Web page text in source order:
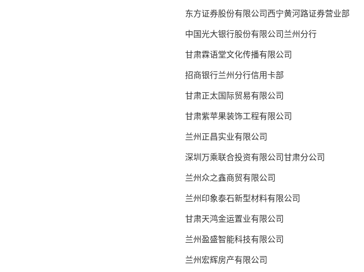
东方证券股份有限公司西宁黄河路证券营业部
中国光大银行股份有限公司兰州分行
甘肃霖语堂文化传播有限公司
招商银行兰州分行信用卡部
甘肃正太国际贸易有限公司
甘肃紫苹果装饰工程有限公司
兰州正昌实业有限公司
深圳万乘联合投资有限公司甘肃分公司
兰州众之鑫商贸有限公司
兰州印象泰石新型材料有限公司
甘肃天鸿金运置业有限公司
兰州盈盛智能科技有限公司
兰州宏辉房产有限公司